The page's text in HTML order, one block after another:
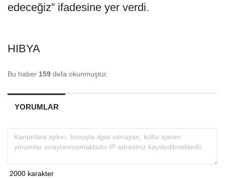
edeceğiz” ifadesine yer verdi.
HIBYA
Bu haber 159 defa okunmuştur.
YORUMLAR